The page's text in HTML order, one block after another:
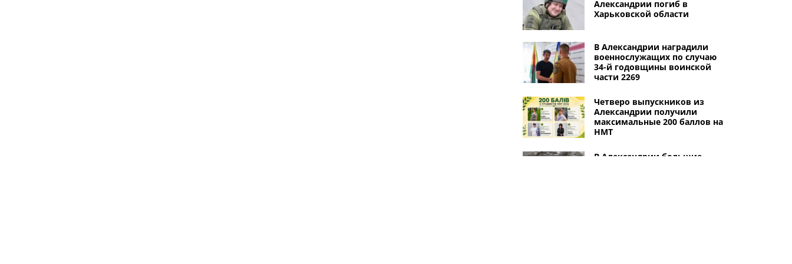
Александрии погиб в
Харьковской области
В Александрии наградили
военнослужащих по случаю
34-й годовщины воинской
части 2269
Четверо выпускников из
Александрии получили
максимальные 200 баллов на
НМТ
В Александрии большие